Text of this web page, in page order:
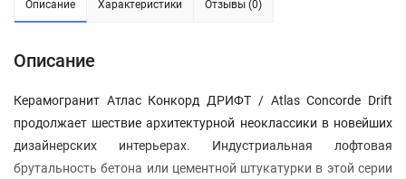
Описание Характеристики Отзывы (0)
Описание
Керамогранит Атлас Конкорд ДРИФТ / Atlas Concorde Drift
продолжает шествие архитектурной неоклассики в новейших
дизайнерских интерьерах. Индустриальная лофтовая
брутальность бетона или цементной штукатурки в этой серии